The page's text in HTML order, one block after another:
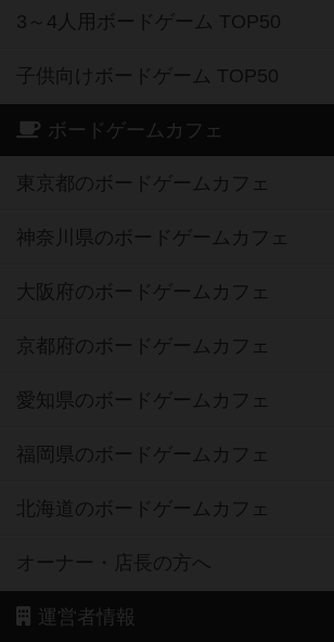
3～4人用ボードゲーム TOP50
子供向けボードゲーム TOP50
ボードゲームカフェ
東京都のボードゲームカフェ
神奈川県のボードゲームカフェ
大阪府のボードゲームカフェ
京都府のボードゲームカフェ
愛知県のボードゲームカフェ
福岡県のボードゲームカフェ
北海道のボードゲームカフェ
オーナー・店長の方へ
運営者情報